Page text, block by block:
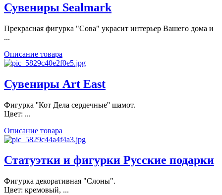
Сувениры Sealmark
Прекрасная фигурка "Сова" украсит интерьер Вашего дома и
...
Описание товара
Сувениры Art East
Фигурка ''Кот Дела сердечные'' шамот.
Цвет: ...
Описание товара
Статуэтки и фигурки Русские подарки
Фигурка декоративная "Слоны".
Цвет: кремовый, ...